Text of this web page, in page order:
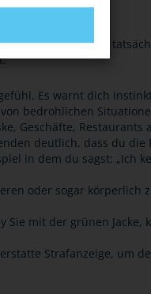
und deine
Es warnt dich
bedrohlichen
Geschäfte, Restaurants
deutlich, dass du die
in dem du sagst: „Ich
oder sogar körperlich
mit der grünen Jacke,
Strafanzeige, um